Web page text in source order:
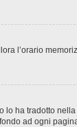
l’orario
ha tradotto
ad ogni